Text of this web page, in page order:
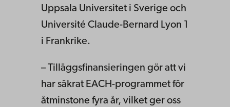
Uppsala Universitet i Sverige och
Université Claude-Bernard Lyon 1
i Frankrike.
– Tilläggsfinansieringen gör att vi
har säkrat EACH-programmet för
åtminstone fyra år, vilket ger oss